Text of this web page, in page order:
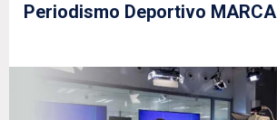
Periodismo Deportivo MARCA